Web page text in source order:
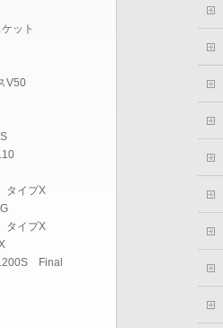
ット
V50
タイプX
タイプX
Final